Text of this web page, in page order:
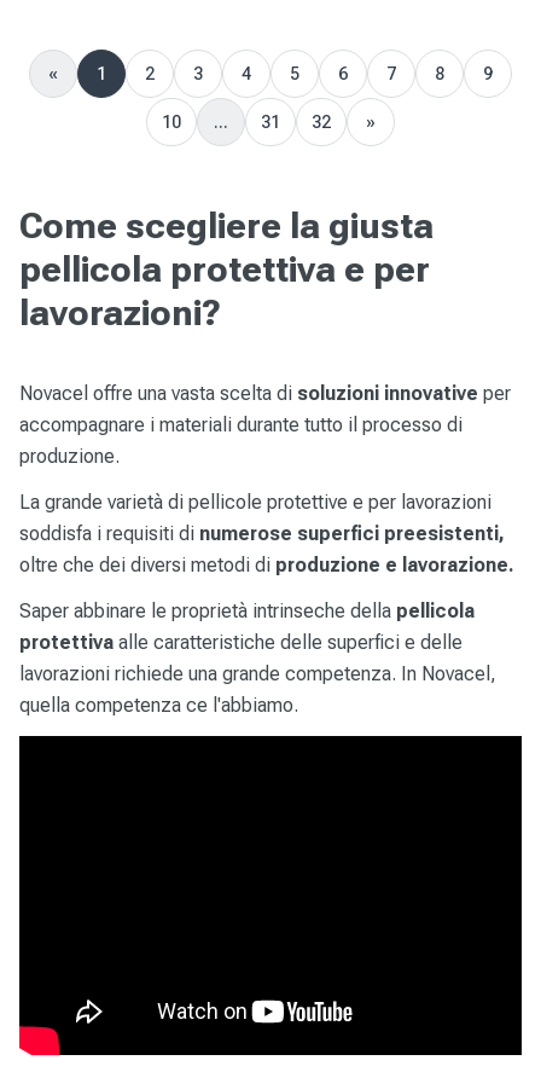
Previous
« 1 2 3 4 5 6 7 8 9
10 ... 31 32
Next
»
Come scegliere la giusta
pellicola protettiva e per
lavorazioni?
Novacel offre una vasta scelta di soluzioni innovative per
accompagnare i materiali durante tutto il processo di
produzione.
La grande varietà di pellicole protettive e per lavorazioni
soddisfa i requisiti di numerose superfici preesistenti,
oltre che dei diversi metodi di produzione e lavorazione.
Saper abbinare le proprietà intrinseche della pellicola
protettiva alle caratteristiche delle superfici e delle
lavorazioni richiede una grande competenza. In Novacel,
quella competenza ce l'abbiamo.